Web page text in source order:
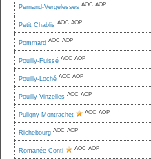
Pernand-Vergelesses AOC AOP
Petit Chablis AOC AOP
Pommard AOC AOP
Pouilly-Fuissé AOC AOP
Pouilly-Loché AOC AOP
Pouilly-Vinzelles AOC AOP
Puligny-Montrachet AOC AOP
Richebourg AOC AOP
Romanée-Conti AOC AOP